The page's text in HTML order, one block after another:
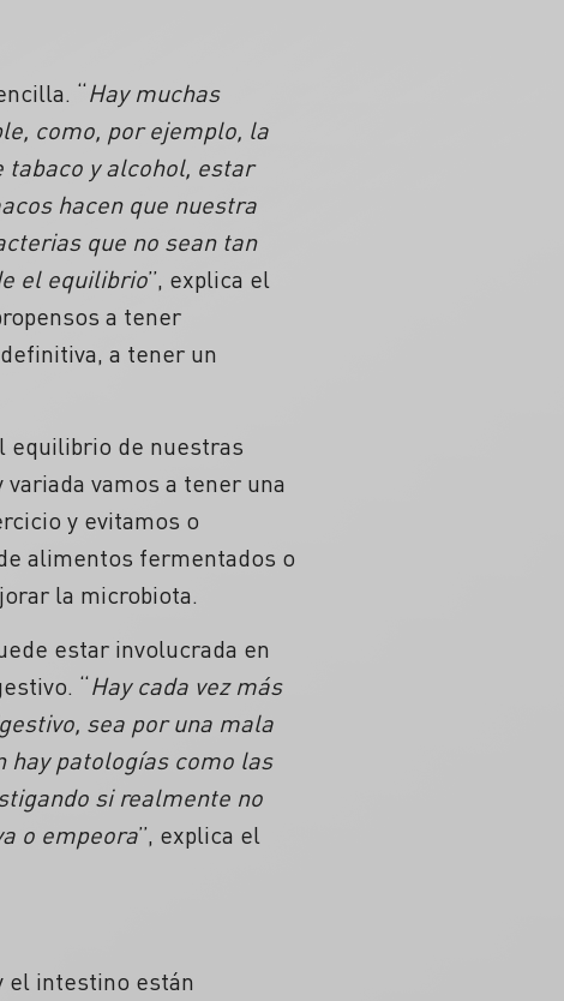
“Hay muchas
como, por ejemplo, la
tabaco y alcohol, estar
hacen que nuestra
que no sean tan
el equilibrio”, explica el
a tener
a tener un
equilibrio de nuestras
vamos a tener una
y evitamos o
alimentos fermentados o
la microbiota.
estar involucrada en
“Hay cada vez más
sea por una mala
hay patologías como las
si realmente no
o empeora”, explica el
el intestino están